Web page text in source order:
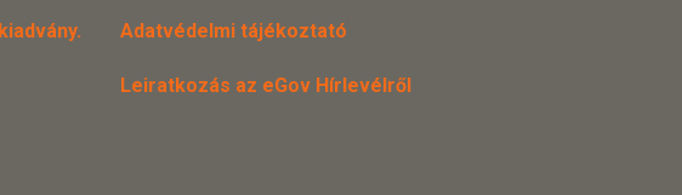
Adatvédelmi tájékoztató
Leiratkozás az eGov Hírlevélről